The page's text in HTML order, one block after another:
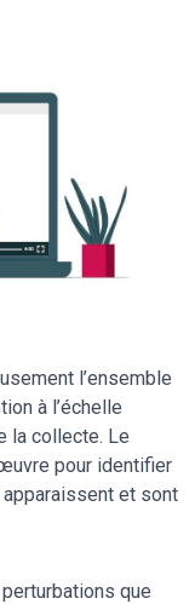
l’ensemble
à l’échelle
la collecte. Le
pour identifier
et sont
que